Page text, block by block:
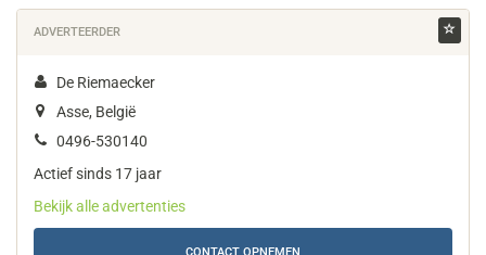
ADVERTEERDER
De Riemaecker
Asse, België
0496-530140
Actief sinds 17 jaar
Bekijk alle advertenties